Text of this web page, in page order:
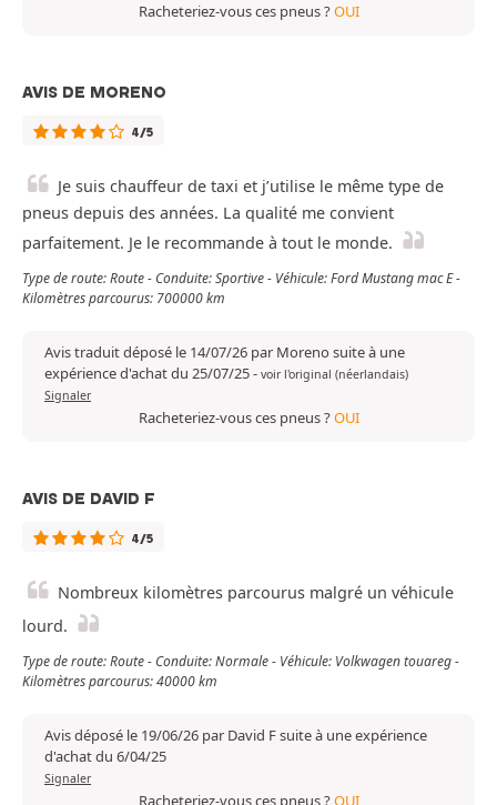
Racheteriez-vous ces pneus ?OUI
AVIS DE MORENO
4/5
Je suis chauffeur de taxi et j’utilise le même type de
pneus depuis des années. La qualité me convient
parfaitement. Je le recommande à tout le monde.
Type de route: Route - Conduite: Sportive - Véhicule: Ford Mustang mac E -
Kilomètres parcourus: 700000 km
Avis traduit déposé le 14/07/26 par Moreno suite à une
expérience d'achat du 25/07/25- voir l'original (néerlandais)
Signaler
Racheteriez-vous ces pneus ?OUI
AVIS DE DAVID F
4/5
Nombreux kilomètres parcourus malgré un véhicule
lourd.
Type de route: Route - Conduite: Normale - Véhicule: Volkwagen touareg -
Kilomètres parcourus: 40000 km
Avis déposé le 19/06/26 par David F suite à une expérience
d'achat du 6/04/25
Signaler
Racheteriez-vous ces pneus ?OUI